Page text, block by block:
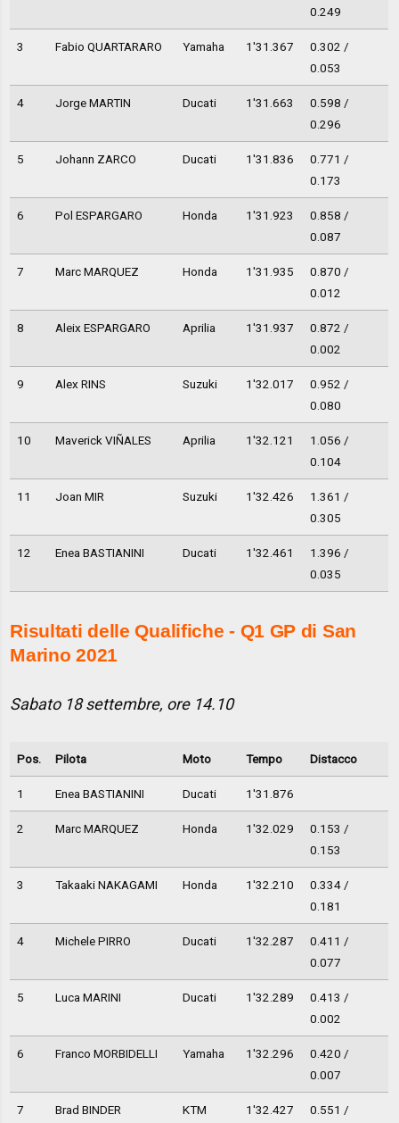
0.249
3 Fabio QUARTARARO Yamaha 1'31.367
0.302 /
0.053
4 Jorge MARTIN Ducati 1'31.663
0.598 /
0.296
5 Johann ZARCO Ducati 1'31.836
0.771 /
0.173
6 Pol ESPARGARO Honda 1'31.923
0.858 /
0.087
7 Marc MARQUEZ Honda 1'31.935
0.870 /
0.012
8 Aleix ESPARGARO Aprilia 1'31.937
0.872 /
0.002
9 Alex RINS Suzuki 1'32.017
0.952 /
0.080
10 Maverick VIÑALES Aprilia 1'32.121
1.056 /
0.104
11 Joan MIR Suzuki 1'32.426
1.361 /
0.305
12 Enea BASTIANINI Ducati 1'32.461
1.396 /
0.035
Risultati delle Qualifiche - Q1 GP di San
Marino 2021
Sabato 18 settembre, ore 14.10
Pos. Pilota Moto Tempo Distacco
1 Enea BASTIANINI Ducati 1'31.876
2 Marc MARQUEZ Honda 1'32.029
0.153 /
0.153
3 Takaaki NAKAGAMI Honda 1'32.210
0.334 /
0.181
4 Michele PIRRO Ducati 1'32.287
0.411 /
0.077
5 Luca MARINI Ducati 1'32.289
0.413 /
0.002
6 Franco MORBIDELLI Yamaha 1'32.296
0.420 /
0.007
7 Brad BINDER KTM 1'32.427
0.551 /